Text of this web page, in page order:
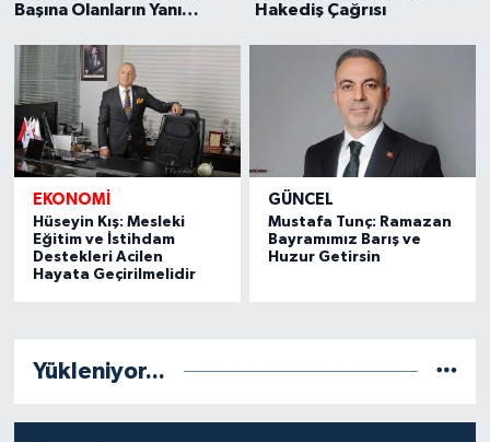
Başına Olanların Yanı
Hakediş Çağrısı
EKONOMI
Hüseyin Kış: Mesleki
Eğitim ve İstihdam
Destekleri Acilen
Hayata Geçirilmelidir
GÜNCEL
Mustafa Tunç: Ramazan
Bayramımız Barış ve
Huzur Getirsin
Yükleniyor...